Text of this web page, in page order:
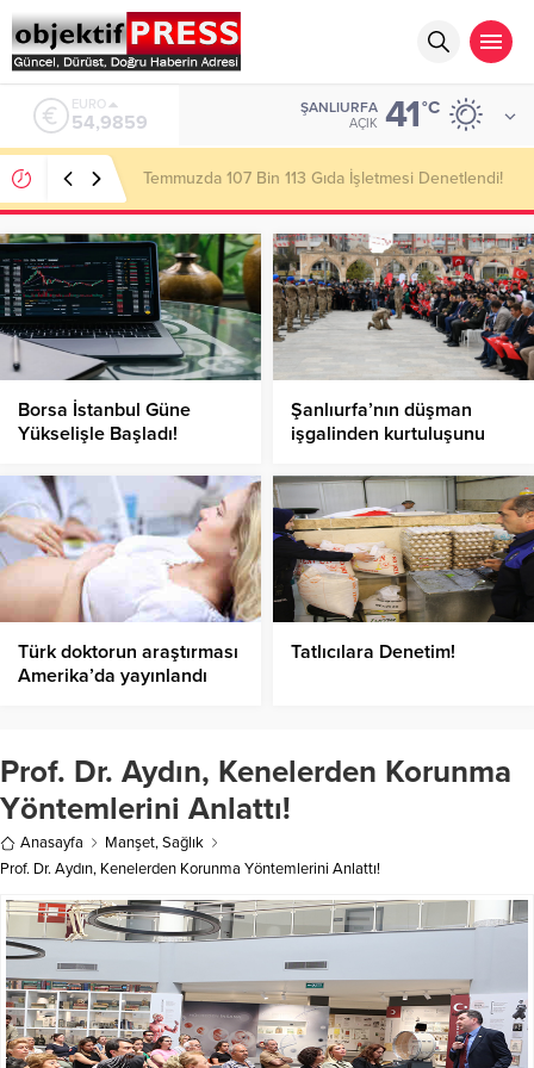
ALTIN
6.496,95
ŞANLIURFA
AÇIK 41°C
Başkan Gülpınar Kırsaldaki Yol Çalışmalarını
İnceledi!
Borsa İstanbul Güne
Yükselişle Başladı!
Şanlıurfa’nın düşman
işgalinden kurtuluşunu
kutlandı
Türk doktorun araştırması
Amerika’da yayınlandı
Tatlıcılara Denetim!
Prof. Dr. Aydın, Kenelerden Korunma
Yöntemlerini Anlattı!
Anasayfa Manşet,Sağlık
Prof. Dr. Aydın, Kenelerden Korunma Yöntemlerini Anlattı!